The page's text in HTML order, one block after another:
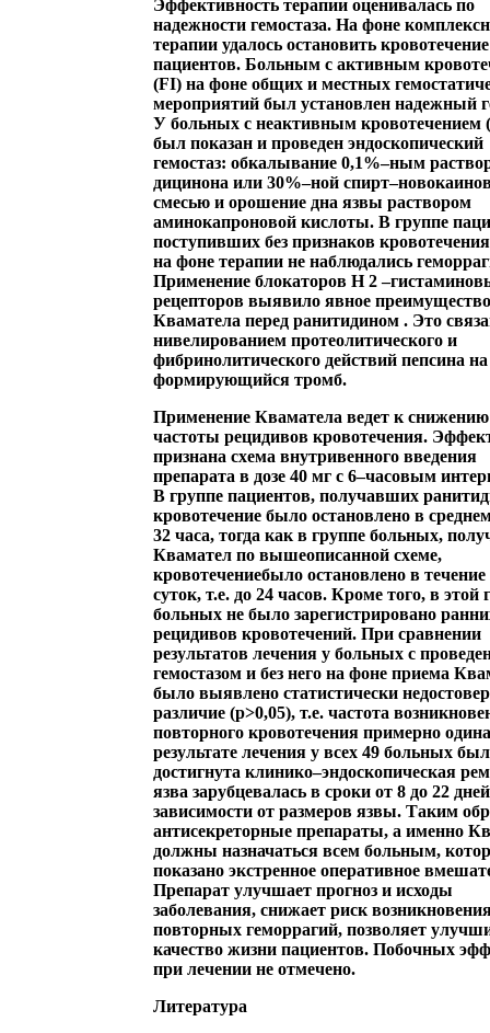
Эффективность терапии оценивалась по
надежности гемостаза. На фоне
терапии удалось остановить
пациентов. Больным с активным
(FI) на фоне общих и местных
мероприятий был установлен надежный
У больных с неактивным кровотечением
был показан и проведен эндоскопический
гемостаз: обкалывание 0,1%–ным
дицинона или 30%–ной
смесью и орошение дна язвы раствором
аминокапроновой кислоты. В группе
поступивших без признаков
на фоне терапии не наблюдались
Применение блокаторов Н 2
рецепторов выявило явное преимущество
Кваматела перед ранитидином . Это
нивелированием протеолитического и
фибринолитического действий пепсина на
формирующийся тромб.
Применение Кваматела ведет к снижению
частоты рецидивов кровотечения.
признана схема внутривенного введения
препарата в дозе 40 мг с 6–часовым
В группе пациентов, получавших
кровотечение было остановлено в
32 часа, тогда как в группе больных,
Квамател по вышеописанной схеме,
кровотечениебыло остановлено в
суток, т.е. до 24 часов. Кроме того, в этой
больных не было зарегистрировано
рецидивов кровотечений. При сравнении
результатов лечения у больных с
гемостазом и без него на фоне приема
было выявлено статистически
различие (р>0,05), т.е. частота
повторного кровотечения примерно
результате лечения у всех 49 больных
достигнута клинико–эндоскопическая
язва зарубцевалась в сроки от 8 до 22
зависимости от размеров язвы. Таким
антисекреторные препараты, а именно
должны назначаться всем больным,
показано экстренное оперативное
Препарат улучшает прогноз и исходы
заболевания, снижает риск
повторных геморрагий, позволяет
качество жизни пациентов. Побочных
при лечении не отмечено.
Литература